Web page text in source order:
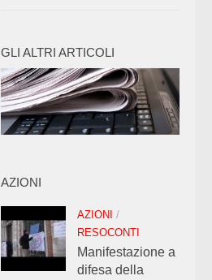
GLI ALTRI ARTICOLI
AZIONI
AZIONI /
RESOCONTI
Manifestazione a
difesa della